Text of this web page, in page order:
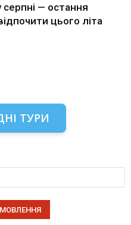
— остання
цього літа
ТУРИ